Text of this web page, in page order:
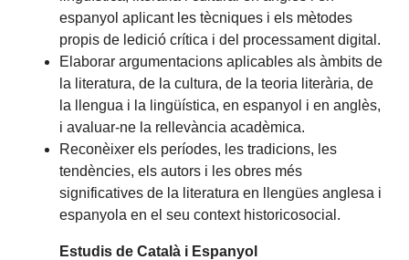
espanyol aplicant les tècniques i els mètodes
propis de ledició crítica i del processament digital.
Elaborar argumentacions aplicables als àmbits de
la literatura, de la cultura, de la teoria literària, de
la llengua i la lingüística, en espanyol i en anglès,
i avaluar-ne la rellevància acadèmica.
Reconèixer els períodes, les tradicions, les
tendències, els autors i les obres més
significatives de la literatura en llengües anglesa i
espanyola en el seu context historicosocial.
Estudis de Català i Espanyol